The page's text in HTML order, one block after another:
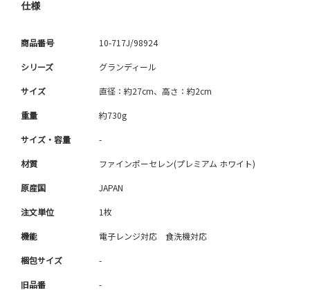
仕様
商品番号 10-717J/98924
シリーズ グランディール
サイズ 直径：約27cm、高さ：約2cm
重量 約730g
サイズ・容量 -
材質 ファインポーセレン(プレミアム ホワイト)
原産国 JAPAN
注文単位 1枚
機能 電子レンジ対応 食洗機対応
梱包サイズ -
旧品番 -